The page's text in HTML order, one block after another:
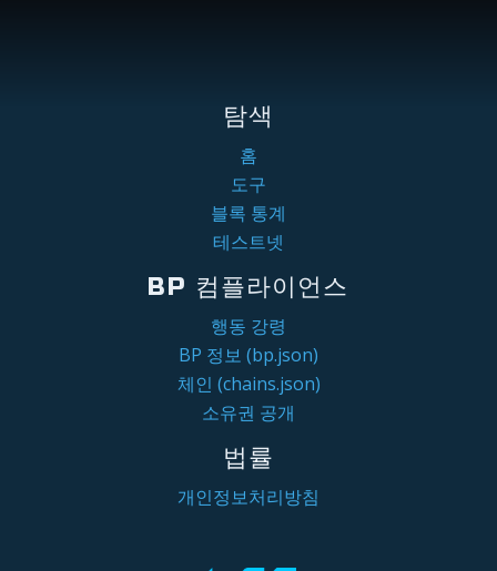
탐색
홈
도구
블록 통계
테스트넷
BP 컴플라이언스
행동 강령
BP 정보 (bp.json)
체인 (chains.json)
소유권 공개
법률
개인정보처리방침